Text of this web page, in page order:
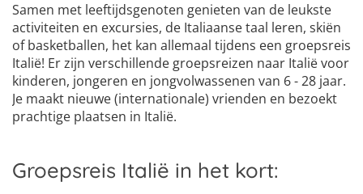
Samen met leeftijdsgenoten genieten van de leukste
activiteiten en excursies, de Italiaanse taal leren, skiën
of basketballen, het kan allemaal tijdens een groepsreis
Italië! Er zijn verschillende groepsreizen naar Italië voor
kinderen, jongeren en jongvolwassenen van 6 - 28 jaar.
Je maakt nieuwe (internationale) vrienden en bezoekt
prachtige plaatsen in Italië.
Groepsreis Italië in het kort: